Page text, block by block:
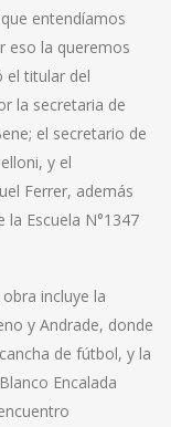
entendíamos
eso la queremos
el titular del
la secretaria de
el secretario de
y el
Ferrer, además
Escuela N°1347
incluye la
y Andrade, donde
de fútbol, y la
Encalada